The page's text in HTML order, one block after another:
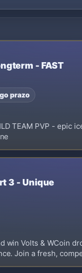
- FAST
prazo
TEAM PVP - epic
3 - Unique
win Volts & WCoin
Join a fresh,